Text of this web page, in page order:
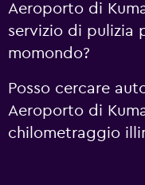
Aeroporto di
servizio di pulizia
momondo?
Posso cercare
Aeroporto di
chilometraggio